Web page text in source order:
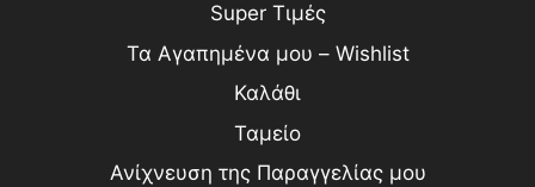
Super Τιμές
Τα Αγαπημένα μου – Wishlist
Καλάθι
Ταμείο
Ανίχνευση της Παραγγελίας μου